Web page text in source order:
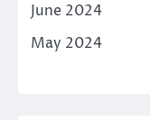
June 2024
May 2024